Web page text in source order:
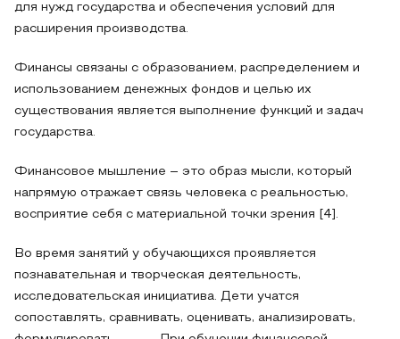
для нужд государства и обеспечения условий для
расширения производства.
Финансы связаны с образованием, распределением и
использованием денежных фондов и целью их
существования является выполнение функций и задач
государства.
Финансовое мышление – это образ мысли, который
напрямую отражает связь человека с реальностью,
восприятие себя с материальной точки зрения [4].
Во время занятий у обучающихся проявляется
познавательная и творческая деятельность,
исследовательская инициатива. Дети учатся
сопоставлять, сравнивать, оценивать, анализировать,